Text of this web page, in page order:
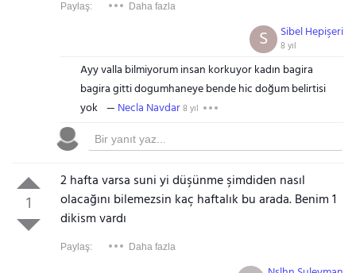
Paylaş: Daha fazla
Sibel Hepişeri
8 yıl
S
Ayy valla bilmiyorum insan korkuyor kadın bagira
bagira gitti dogumhaneye bende hic doğum belirtisi
yok
Necla Navdar8 yıl
1
2 hafta varsa suni yi düşünme şimdiden nasıl
olacağını bilemezsin kaç haftalık bu arada. Benim 1
dikism vardı
Paylaş: Daha fazla